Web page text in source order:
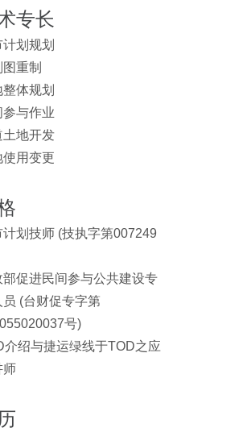
专长
划规划
重制
整体规划
参与作业
土地开发
使用变更
计划技师 (技执字第007249
部促进民间参与公共建设专
员 (台财促专字第
号)
介绍与捷运绿线于TOD之应
师